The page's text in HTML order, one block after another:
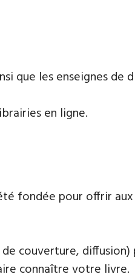
que les enseignes de
en ligne.
fondée pour offrir
couverture,
connaître votre livre.